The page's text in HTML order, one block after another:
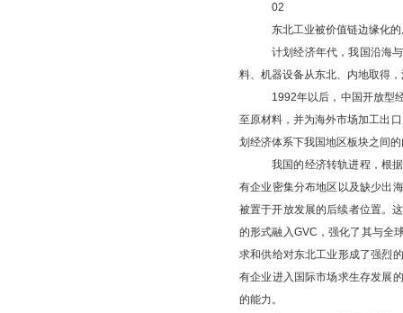
02
东北工业被价值链边缘化
计划经济年代，我国沿海
料、机器设备从东北、内地取得
1992年以后，中国开放型
至原材料，并为海外市场加工出
划经济体系下我国地区板块之间
我国的经济转轨进程，根
有企业密集分布地区以及缺少出
被置于开放发展的后续者位置。
的形式融入GVC，强化了其与全
求和供给对东北工业形成了强烈
有企业进入国际市场求生存发展
的能力。